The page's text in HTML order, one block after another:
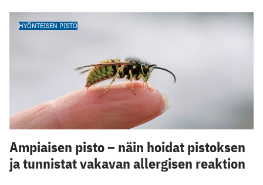
HYÖNTEISEN PISTO
Ampiaisen pisto – näin hoidat pistoksen
ja tunnistat vakavan allergisen reaktion